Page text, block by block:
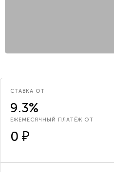
СТАВКА ОТ
9.3%
ЕЖЕМЕСЯЧНЫЙ ПЛАТЁЖ ОТ
0 ₽